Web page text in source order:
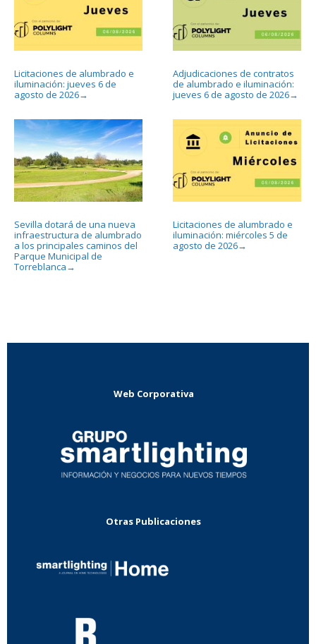
Licitaciones de alumbrado e
iluminación: jueves 6 de
agosto de 2026→
Adjudicaciones de contratos
de alumbrado e iluminación:
jueves 6 de agosto de 2026→
Sevilla dotará de una nueva
infraestructura de alumbrado
a los principales caminos del
Parque Municipal de
Torreblanca →
Licitaciones de alumbrado e
iluminación: miércoles 5 de
agosto de 2026→
Web Corporativa
Otras Publicaciones